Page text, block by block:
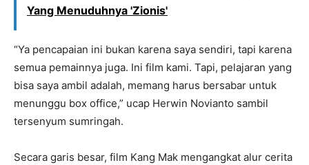
Yang Menuduhnya 'Zionis'
“Ya pencapaian ini bukan karena saya sendiri, tapi karena
semua pemainnya juga. Ini film kami. Tapi, pelajaran yang
bisa saya ambil adalah, memang harus bersabar untuk
menunggu box office,” ucap Herwin Novianto sambil
tersenyum sumringah.
Secara garis besar, film Kang Mak mengangkat alur cerita